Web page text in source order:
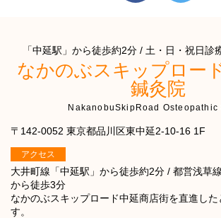
「中延駅」から徒歩約2分 / 土・日・祝日診
なかのぶスキップロー
鍼灸院
NakanobuSkipRoad Osteopathic
〒142-0052 東京都品川区東中延2-10-16 1F
アクセス
大井町線「中延駅」から徒歩約2分 / 都営浅草
から徒歩3分
なかのぶスキップロード中延商店街を直進した
す。